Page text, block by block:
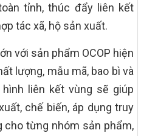
tỉnh, thúc đẩy liên kết
tác xã, hộ sản xuất.
với sản phẩm OCOP hiện
lượng, mẫu mã, bao bì và
liên kết vùng sẽ giúp
chế biến, áp dụng truy
cho từng nhóm sản phẩm,